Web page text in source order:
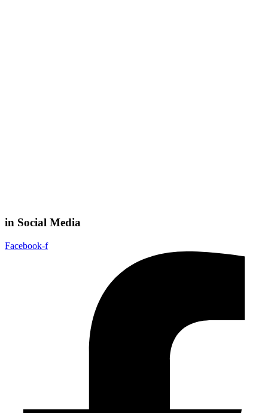
in Social Media
Facebook-f